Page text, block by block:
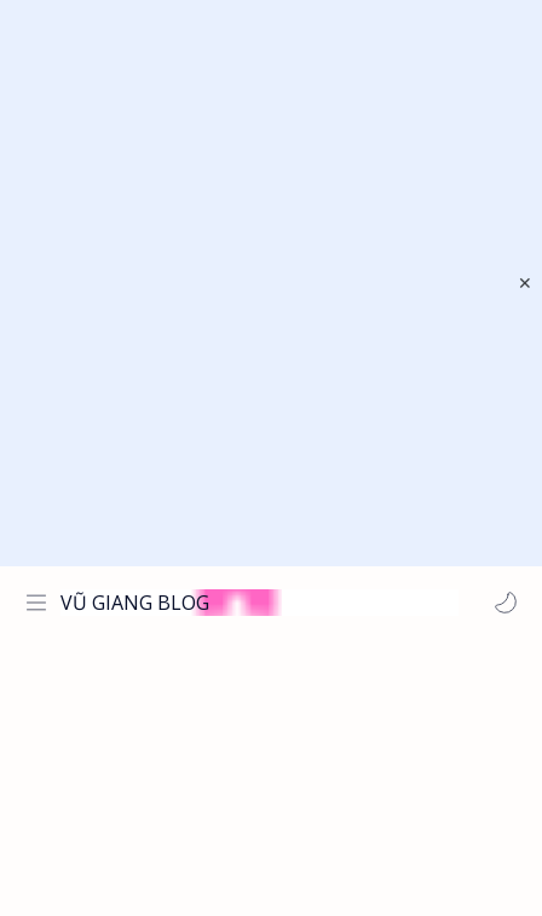
VŨ GIANG BLOG